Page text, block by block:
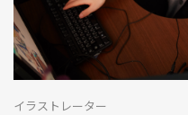
イラストレーター